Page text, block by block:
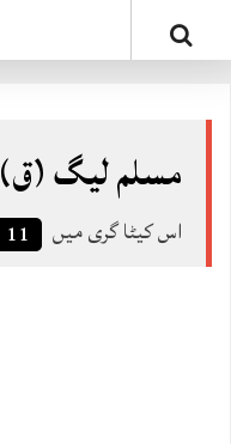
مسلم لیگ (ق)
اس کیٹا گری میں 11